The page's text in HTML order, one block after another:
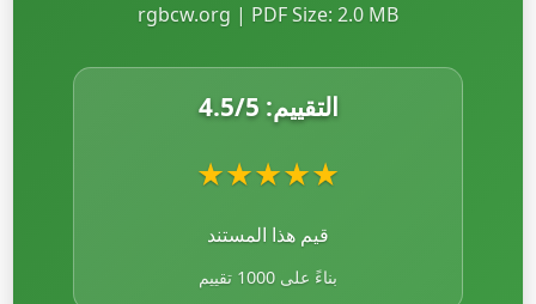
rgbcw.org | PDF Size: 2.0 MB
التقييم: 4.5/5
★
★
★
★
★
قيم هذا المستند
بناءً على 1000 تقييم